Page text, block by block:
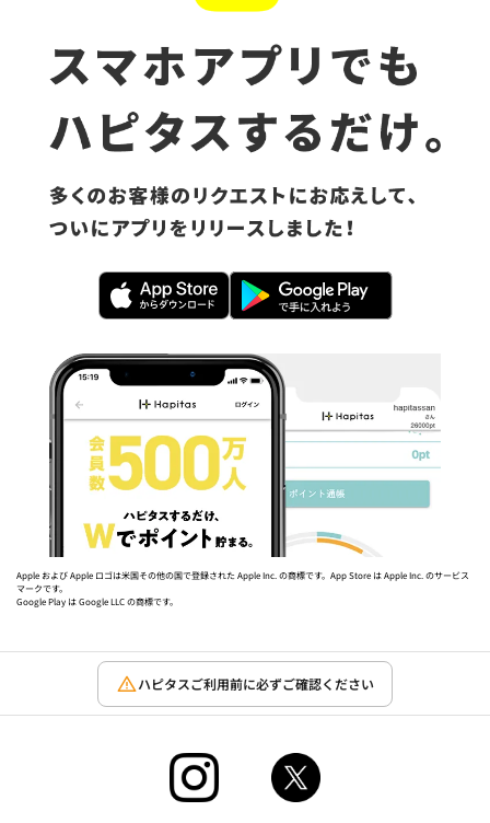
Apple および Apple ロゴは米国その他の国で登録された Apple Inc. の商標です。App Store は Apple Inc. のサービス
マークです。
Google Play は Google LLC の商標です。
ハピタスご利用前に必ずご確認ください